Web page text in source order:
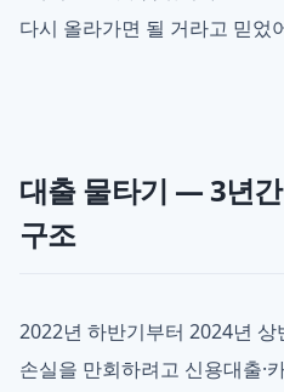
다시 올라가면 될 거라고 믿었
대출 물타기 — 3년
구조
2022년 하반기부터 2024년
손실을 만회하려고 신용대출·